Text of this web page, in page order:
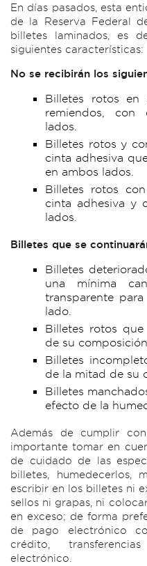
En días pasados, esta
de la Reserva Federal
billetes laminados, es
siguientes características:
No se recibirán los
Billetes rotos
remiendos, con
lados.
Billetes rotos y
cinta adhesiva
en ambos lados.
Billetes rotos
cinta adhesiva y
lados.
Billetes que se
Billetes
una mínima
transparente
lado.
Billetes rotos
de su
Billetes
de la mitad de su
Billetes
efecto de la
Además de cumplir
importante tomar en
de cuidado de las
billetes, humedecerlos,
escribir en los billetes ni
sellos ni grapas, ni
en exceso; de forma
de pago electrónico
crédito,
electrónico.